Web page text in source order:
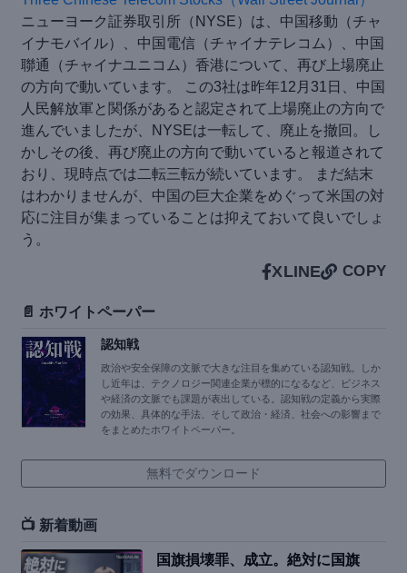
ニューヨーク証券取引所（NYSE）は、中国移動（チャ
イナモバイル）、中国電信（チャイナテレコム）、中国
聯通（チャイナユニコム）香港について、再び上場廃止
の方向で動いています。 この3社は昨年12月31日、中国
人民解放軍と関係があると認定されて上場廃止の方向で
進んでいましたが、NYSEは一転して、廃止を撤回。し
かしその後、再び廃止の方向で動いていると報道されて
おり、現時点では二転三転が続いています。 まだ結末
はわかりませんが、中国の巨大企業をめぐって米国の対
応に注目が集まっていることは抑えておいて良いでしょ
う。
XLINE COPY
📄 ホワイトペーパー
認知戦
政治や安全保障の文脈で大きな注目を集めている認知戦。しか
し近年は、テクノロジー関連企業が標的になるなど、ビジネス
や経済の文脈でも課題が表出している。認知戦の定義から実際
の効果、具体的な手法、そして政治・経済、社会への影響まで
をまとめたホワイトペーパー。
無料でダウンロード
📺 新着動画
国旗損壊罪、成立。絶対に国旗